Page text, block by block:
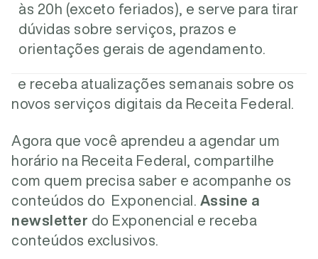
às 20h (exceto feriados), e serve para tirar
dúvidas sobre serviços, prazos e
orientações gerais de agendamento.
e receba atualizações semanais sobre os
novos serviços digitais da Receita Federal.
Agora que você aprendeu a agendar um
horário na Receita Federal, compartilhe
com quem precisa saber e acompanhe os
conteúdos do Exponencial. Assine a
newsletter do Exponencial e receba
conteúdos exclusivos.